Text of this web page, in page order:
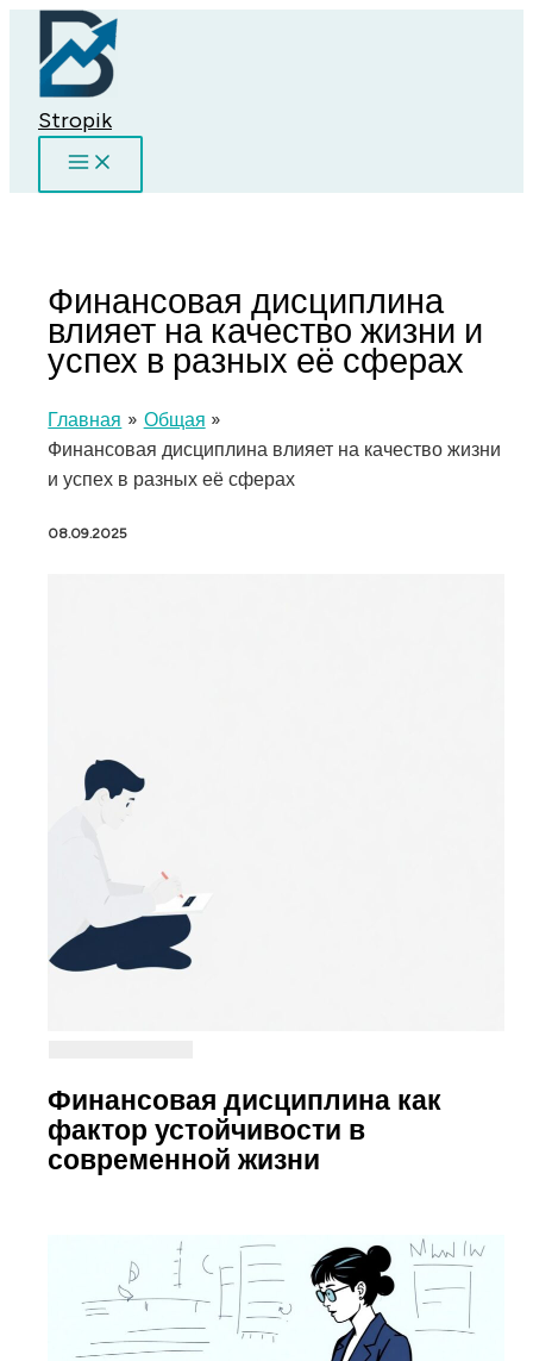
Перейти
содержимому
Stropik
Финансовая дисциплина
влияет на качество жизни и
успех в разных её сферах
Главная
Общая
Финансовая дисциплина влияет на качество жизни
и успех в разных её сферах
08.09.2025
Финансовая дисциплина как
фактор устойчивости в
современной жизни